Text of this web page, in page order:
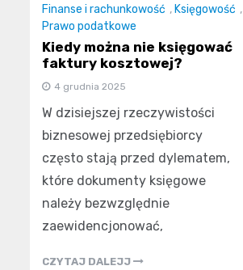
Finanse i rachunkowość , Księgowość ,
Prawo podatkowe
Kiedy można nie księgować
faktury kosztowej?
4 grudnia 2025
W dzisiejszej rzeczywistości
biznesowej przedsiębiorcy
często stają przed dylematem,
które dokumenty księgowe
należy bezwzględnie
zaewidencjonować,
CZYTAJ DALEJJ